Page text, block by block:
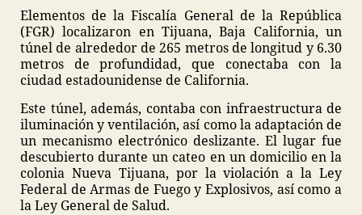
Elementos de la Fiscalía General de la República
(FGR) localizaron en Tijuana, Baja California, un
túnel de alrededor de 265 metros de longitud y 6.30
metros de profundidad, que conectaba con la
ciudad estadounidense de California.
Este túnel, además, contaba con infraestructura de
iluminación y ventilación, así como la adaptación de
un mecanismo electrónico deslizante. El lugar fue
descubierto durante un cateo en un domicilio en la
colonia Nueva Tijuana, por la violación a la Ley
Federal de Armas de Fuego y Explosivos, así como a
la Ley General de Salud.